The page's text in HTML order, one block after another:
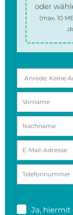
oder
(max. 10
Ja, hiermit